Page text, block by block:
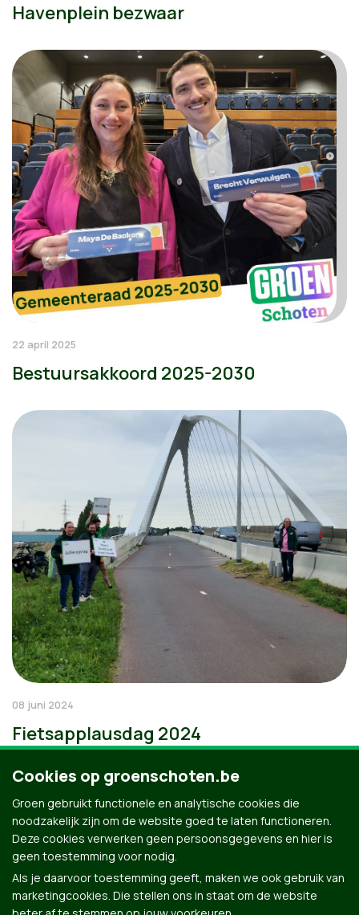
Havenplein bezwaar
22 april 2025
Bestuursakkoord 2025-2030
08 juni 2024
Fietsapplausdag 2024
Cookies op groenschoten.be
Groen gebruikt functionele en analytische cookies die
noodzakelijk zijn om de website goed te laten functioneren.
Deze cookies verwerken geen persoonsgegevens en hier is
geen toestemming voor nodig.
Als je daarvoor toestemming geeft, maken we ook gebruik van
marketingcookies. Die stellen ons in staat om de website